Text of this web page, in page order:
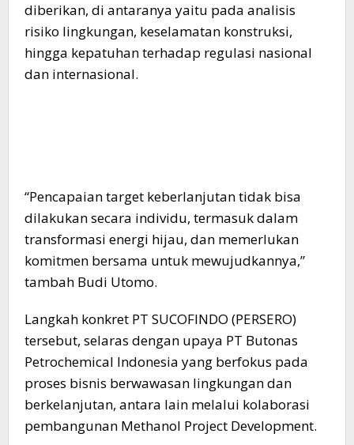
diberikan, di antaranya yaitu pada analisis
risiko lingkungan, keselamatan konstruksi,
hingga kepatuhan terhadap regulasi nasional
dan internasional.
“Pencapaian target keberlanjutan tidak bisa
dilakukan secara individu, termasuk dalam
transformasi energi hijau, dan memerlukan
komitmen bersama untuk mewujudkannya,”
tambah Budi Utomo.
Langkah konkret PT SUCOFINDO (PERSERO)
tersebut, selaras dengan upaya PT Butonas
Petrochemical Indonesia yang berfokus pada
proses bisnis berwawasan lingkungan dan
berkelanjutan, antara lain melalui kolaborasi
pembangunan Methanol Project Development.